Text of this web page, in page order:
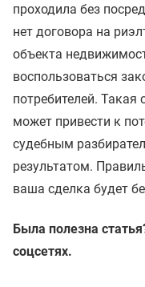
проходила без
нет договора на
объекта
воспользоваться
потребителей. Такая
может привести к
судебным
результатом.
ваша сделка будет
Была полезна
соцсетях.